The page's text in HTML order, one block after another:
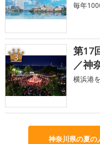
毎年
3
第17
／神
横浜港
神奈川県の夏の